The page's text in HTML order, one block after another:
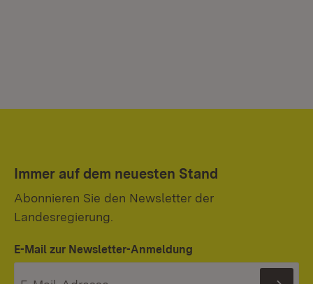
Immer auf dem neuesten Stand
Abonnieren Sie den Newsletter der
Landesregierung.
E-Mail zur Newsletter-Anmeldung